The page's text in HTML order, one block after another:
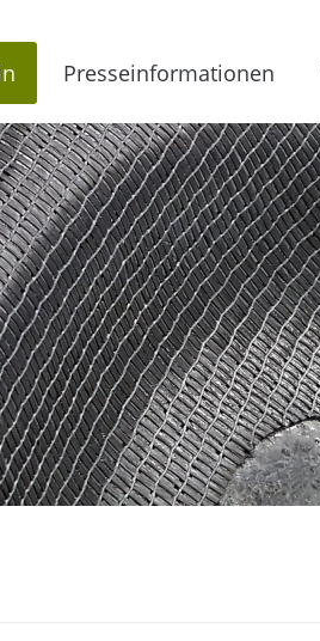
Presseinformationen